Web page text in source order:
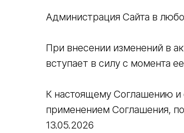
Администрация Сайта в
При внесении изменений в
вступает в силу с момента
К настоящему Соглашению
применением Соглашения,
13.05.2026